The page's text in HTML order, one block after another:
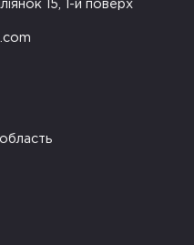
15, 1-й поверх